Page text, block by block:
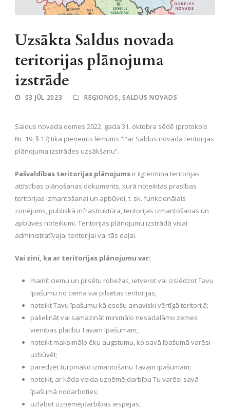
Uzsākta Saldus novada
teritorijas plānojuma
izstrāde
03 JŪL 2023 REĢIONOS, SALDUS NOVADS
Saldus novada domes 2022. gada 31. oktobra sēdē (protokols
Nr. 19, § 17) tika pieņemts lēmums “Par Saldus novada teritorijas
plānojuma izstrādes uzsākšanu”.
Pašvaldības teritorijas plānojums ir ilgtermiņa teritorijas
attīstības plānošanas dokuments, kurā noteiktas prasības
teritorijas izmantošanai un apbūvei, t. sk. funkcionālais
zonējums, publiskā infrastruktūra, teritorijas izmantošanas un
apbūves noteikumi. Teritorijas plānojumu izstrādā visai
administratīvajai teritorijai vai tās daļai.
Vai zini, ka ar teritorijas plānojumu var:
mainīt ciemu un pilsētu robežas, ietverot vai izslēdzot Tavu
īpašumu no ciema vai pilsētas teritorijas;
noteikt Tavu īpašumu kā esošu ainaviski vērtīgā teritorijā;
palielināt vai samazināt minimālo nesadalāmo zemes
vienības platību Tavam īpašumam;
noteikt maksimālo ēku augstumu, ko savā īpašumā varēsi
uzbūvēt;
paredzēt turpmāko izmantošanu Tavam īpašumam;
noteikt, ar kāda veida uzņēmējdarbību Tu varēsi savā
īpašumā nodarboties;
uzlabot uzņēmējdarbības iespējas;